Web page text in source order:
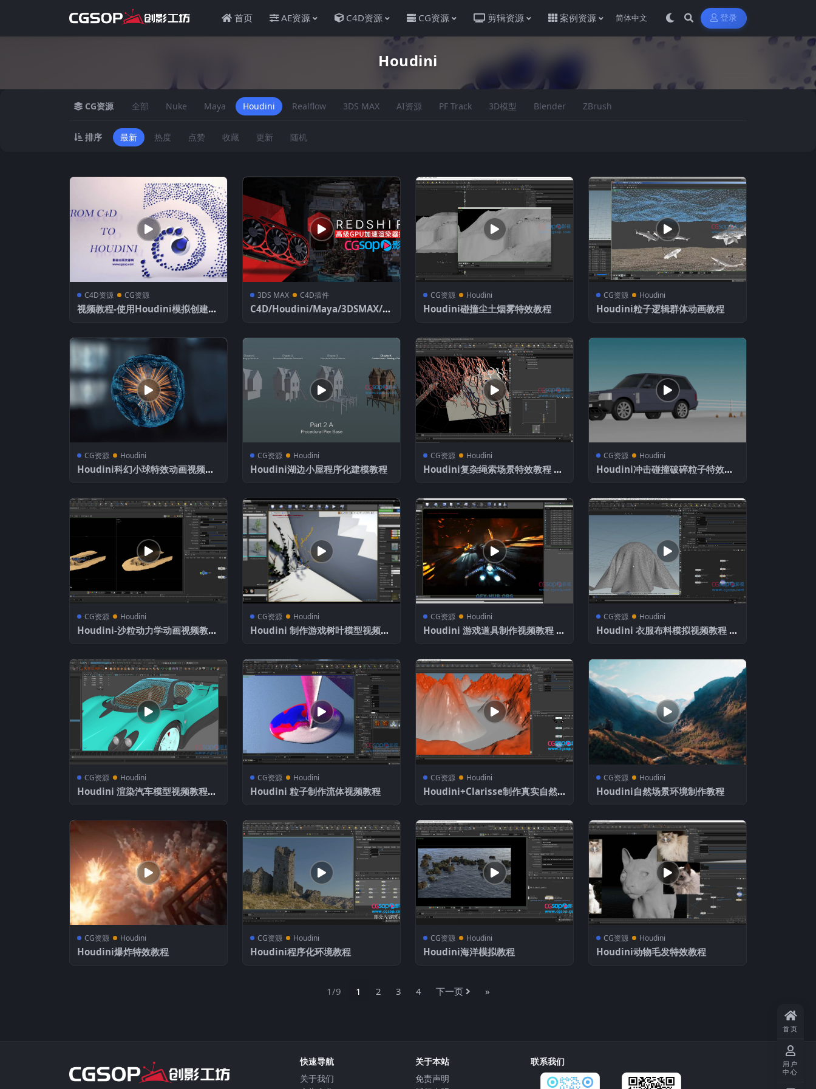
首页 AE资源 C4D资源 CG资源 剪辑资源 案例资源 登录
Houdini
CG资源 全部 Nuke Maya Houdini Realflow 3DS MAX AI资源 PF Track 3D模型 Blender ZBrush
排序 最新 热度 点赞 收藏 更新 随机
C4D资源 CG资源
视频教程-使用Houdini模拟创建C4
3DS MAX C4D插件
C4D/Houdini/Maya/3DSMAX/高
CG资源 Houdini
Houdini碰撞尘土烟雾特效教程
CG资源 Houdini
Houdini粒子逻辑群体动画教程
CG资源 Houdini
Houdini科幻小球特效动画视频教
CG资源 Houdini
Houdini湖边小屋程序化建模教程
CG资源 Houdini
Houdini复杂绳索场景特效教程 含
CG资源 Houdini
Houdini冲击碰撞破碎粒子特效教
CG资源 Houdini
Houdini-沙粒动力学动画视频教程
CG资源 Houdini
Houdini 制作游戏树叶模型视频教
CG资源 Houdini
Houdini 游戏道具制作视频教程 包
CG资源 Houdini
Houdini 衣服布料模拟视频教程 包
CG资源 Houdini
Houdini 渲染汽车模型视频教程
CG资源 Houdini
Houdini 粒子制作流体视频教程
CG资源 Houdini
Houdini+Clarisse制作真实自然
CG资源 Houdini
Houdini自然场景环境制作教程
CG资源 Houdini
Houdini爆炸特效教程
CG资源 Houdini
Houdini程序化环境教程
CG资源 Houdini
Houdini海洋模拟教程
CG资源 Houdini
Houdini动物毛发特效教程
1/9 1 2 3 4 下一页 »
快速导航
关于我们
关于本站
免责声明
联系我们
首页
用户
中心